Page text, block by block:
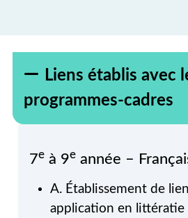
Liens établis avec
programmes-cadres
7e à 9e année –
A. Établissement de
application en littératie